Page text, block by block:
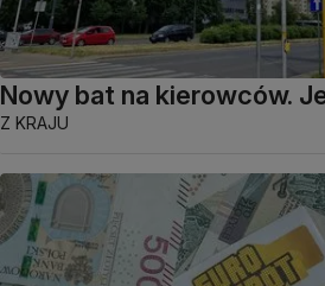
Nowy bat na kierowców.
Z KRAJU